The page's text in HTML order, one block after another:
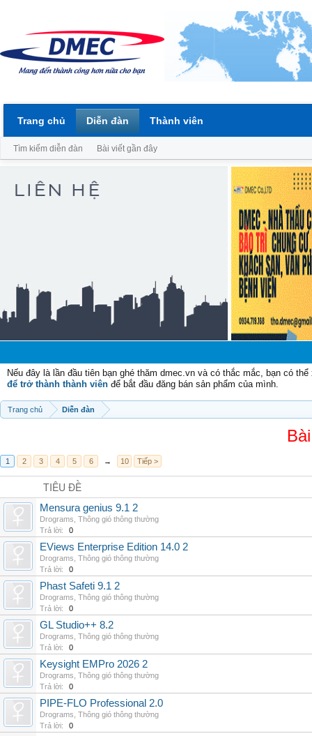
Nếu đây là lần đầu tiên bạn ghé thăm dmec.vn và có thắc mắc, bạn có
để trở thành thành viên để bắt đầu đăng bán sản phẩm của mình.
Trang chủ Diễn đàn
1 2 3 4 5 6 → 10 Tiếp >
TIÊU ĐỀ
Mensura genius 9.1 2
Drograms Thông gió thông thường
Trả lời:
0
EViews Enterprise Edition 14.0 2
Drograms Thông gió thông thường
Trả lời:
0
Phast Safeti 9.1 2
Drograms Thông gió thông thường
Trả lời:
0
GL Studio++ 8.2
Drograms Thông gió thông thường
Trả lời:
0
Keysight EMPro 2026 2
Drograms Thông gió thông thường
Trả lời:
0
PIPE-FLO Professional 2.0
Drograms Thông gió thông thường
Trả lời:
0
Trang chủ Diễn đàn
Tìm kiếm diễn đàn Bài viết gần đây
Thành viên